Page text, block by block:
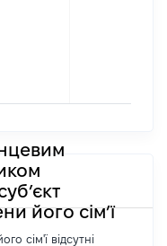
його сім’ї
сім'ї відсутні